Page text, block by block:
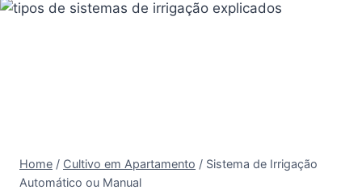
Home / Cultivo em Apartamento / Sistema de Irrigação
Automático ou Manual